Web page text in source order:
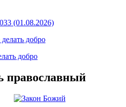
(01.08.2026)
добро
православный